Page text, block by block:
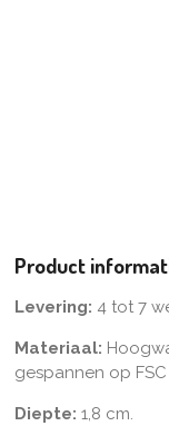
Product
Levering: 4 tot 7
Materiaal:
gespannen op FSC
Diepte: 1,8 cm.